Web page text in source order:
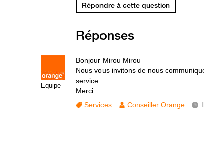
Répondre à cette question
Réponses
Equipe
Bonjour Mirou Mirou
Nous vous invitons de nous
service .
Merci
Services
Conseiller Orange